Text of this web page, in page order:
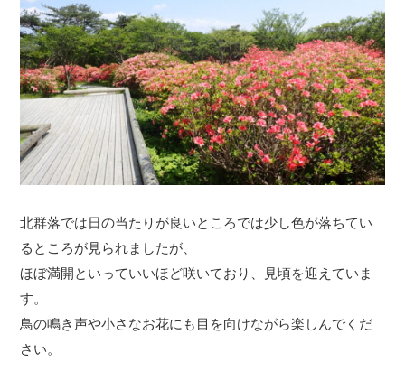
北群落では日の当たりが良いところでは少し色が落ちてい
るところが見られましたが、
ほぼ満開といっていいほど咲いており、見頃を迎えていま
す。
鳥の鳴き声や小さなお花にも目を向けながら楽しんでくだ
さい。